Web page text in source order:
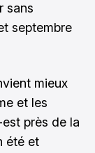
sans
septembre
mieux
et les
près de la
été et